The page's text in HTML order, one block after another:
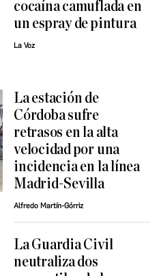
cocaína camuflada en
un espray de pintura
La Voz
La estación de
Córdoba sufre
retrasos en la alta
velocidad por una
incidencia en la línea
Madrid-Sevilla
Alfredo Martín-Górriz
La Guardia Civil
neutraliza dos